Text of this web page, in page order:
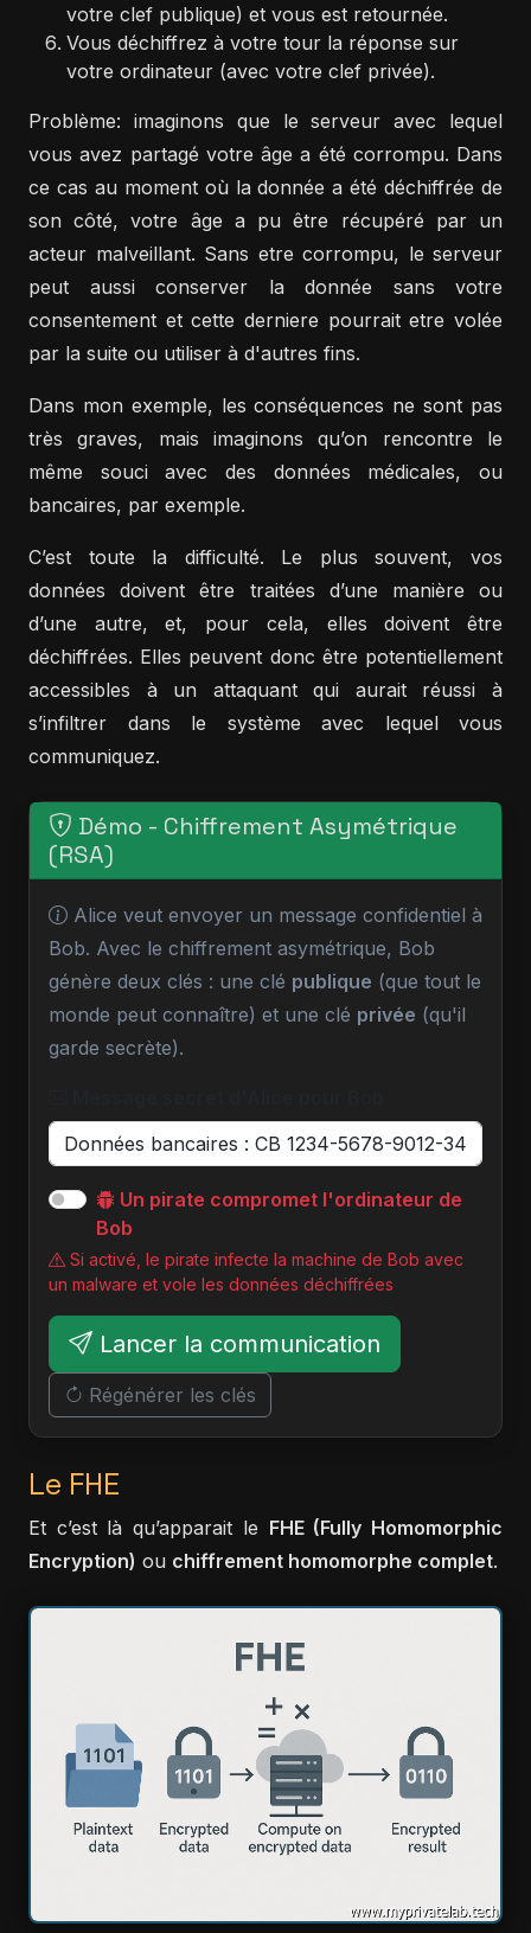
votre clef publique) et vous est retournée.
Vous déchiffrez à votre tour la réponse sur
votre ordinateur (avec votre clef privée).
Problème: imaginons que le serveur avec lequel
vous avez partagé votre âge a été corrompu. Dans
ce cas au moment où la donnée a été déchiffrée de
son côté, votre âge a pu être récupéré par un
acteur malveillant. Sans etre corrompu, le serveur
peut aussi conserver la donnée sans votre
consentement et cette derniere pourrait etre volée
par la suite ou utiliser à d'autres fins.
Dans mon exemple, les conséquences ne sont pas
très graves, mais imaginons qu’on rencontre le
même souci avec des données médicales, ou
bancaires, par exemple.
C’est toute la difficulté. Le plus souvent, vos
données doivent être traitées d’une manière ou
d’une autre, et, pour cela, elles doivent être
déchiffrées. Elles peuvent donc être potentiellement
accessibles à un attaquant qui aurait réussi à
s’infiltrer dans le système avec lequel vous
communiquez.
Démo - Chiffrement Asymétrique
(RSA)
Alice veut envoyer un message confidentiel à
Bob. Avec le chiffrement asymétrique, Bob
génère deux clés : une clé publique (que tout le
monde peut connaître) et une clé privée (qu'il
garde secrète).
Un pirate compromet l'ordinateur de
Bob
Si activé, le pirate infecte la machine de Bob avec
un malware et vole les données déchiffrées
Lancer la communication
Régénérer les clés
Le FHE
Et c’est là qu’apparait le FHE (Fully Homomorphic
Encryption) ou chiffrement homomorphe complet.